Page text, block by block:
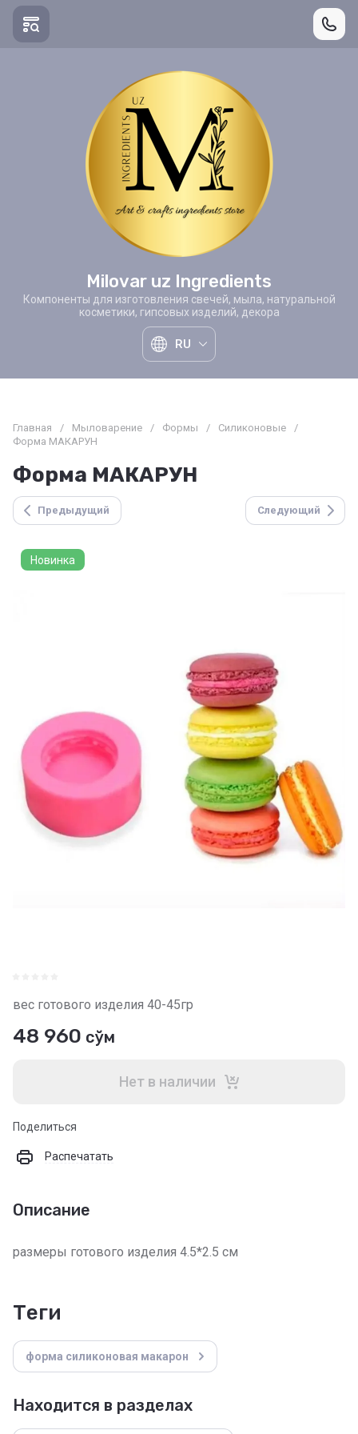
Milovar uz Ingredients
Компоненты для изготовления свечей, мыла, натуральной
косметики, гипсовых изделий, декора
RU
Главная / Мыловарение / Формы / Силиконовые
/
Форма МАКАРУН
Форма МАКАРУН
Предыдущий Следующий
Новинка
вес готового изделия 40-45гр
48 960 сўм
Нет в наличии
Поделиться
Распечатать
Описание
размеры готового изделия 4.5*2.5 см
теги
форма силиконовая макарон
Находится в разделах